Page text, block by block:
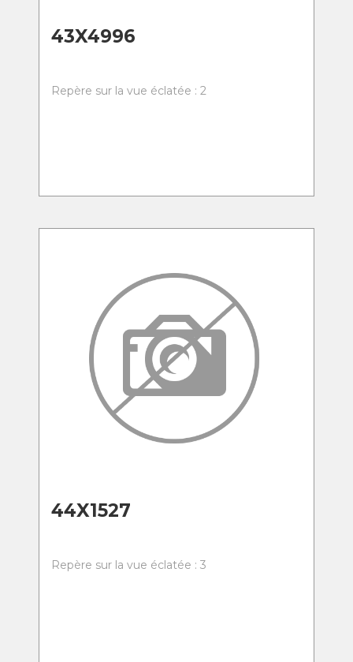
43X4996
Repère sur la vue éclatée : 2
44X1527
Repère sur la vue éclatée : 3